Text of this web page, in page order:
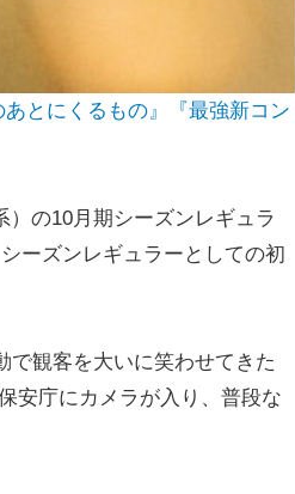
とにくるもの』『最強新コン
の10月期シーズンレギュラ
ーズンレギュラーとしての初
で観客を大いに笑わせてきた
安庁にカメラが入り、普段な